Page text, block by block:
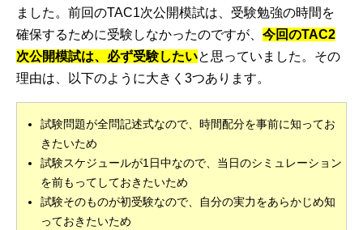
ました。前回のTAC1次公開模試は、受験勉強の時間を
確保するために受験しなかったのですが、 今回のTAC2
次公開模試は、必ず受験したいと思っていました。その
理由は、以下のように大きく3つあります。
試験問題が全問記述式なので、時間配分を事前に知ってお
きたいため
試験スケジュールが1日中なので、当日のシミュレーション
を前もってしておきたいため
試験そのものが初受験なので、自分の実力をあらかじめ知
っておきたいため